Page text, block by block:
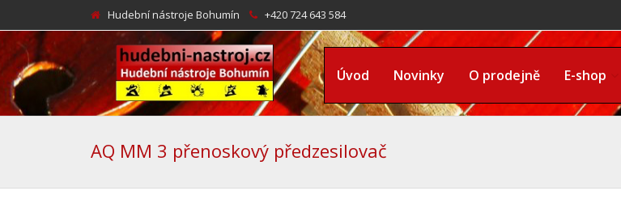
Hudební nástroje Bohumín +420 724 643 584
Úvod Novinky O prodejně E-shop
AQ MM 3 přenoskový předzesilovač